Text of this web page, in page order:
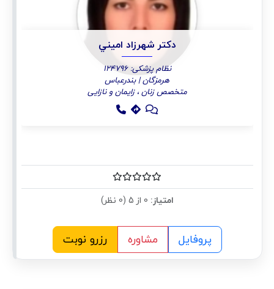
دكتر شهرزاد اميني
نظام پزشکی: 124796
هرمزگان | بندرعباس
متخصص زنان ، زایمان و نازایی
امتیاز:
پروفایل مشاوره رزرو نوبت